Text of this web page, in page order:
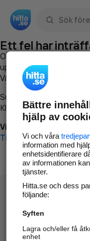
Ett fel har
Om du vill kan du
uppstod så att vi lättare
Vänligen försök med
Surfa till
Klicka påTillbaka-
Vi beklagar besväret!
Till startsidan
Hitta.se - Gratis
Sök företag, personer
Bättre
hjälp av
Vi och våra
information med
enhetsidentifierare
av informationen
tjänster.
Hitta.se och dess
följande:
Syften
Lagra och/eller få
enhet